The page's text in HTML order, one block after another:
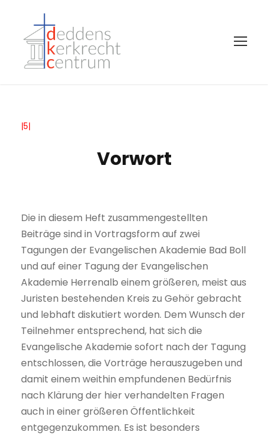
|5|
Vorwort
Die in diesem Heft zusammengestellten
Beiträge sind in Vortragsform auf zwei
Tagungen der Evangelischen Akademie Bad Boll
und auf einer Tagung der Evangelischen
Akademie Herrenalb einem größeren, meist aus
Juristen bestehenden Kreis zu Gehör gebracht
und lebhaft diskutiert worden. Dem Wunsch der
Teilnehmer entsprechend, hat sich die
Evangelische Akademie sofort nach der Tagung
entschlossen, die Vorträge herauszugeben und
damit einem weithin empfundenen Bedürfnis
nach Klärung der hier verhandelten Fragen
auch in einer größeren Öffentlichkeit
entgegenzukommen. Es ist besonders